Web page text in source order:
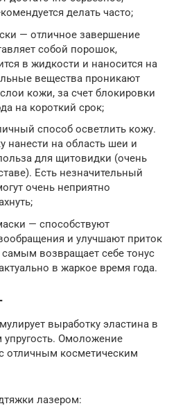
делать часто;
— отличное завершение
собой порошок,
в жидкости и наносится на
вещества проникают
кожи, за счет блокировки
на короткий срок;
способ осветлить кожу.
нанести на область шеи и
для щитовидки (очень
Есть незначительный
очень неприятно
— способствуют
и улучшают приток
возвращает себе тонус
в жаркое время года.
выработку эластина в
Омоложение
отличным косметическим
лазером: